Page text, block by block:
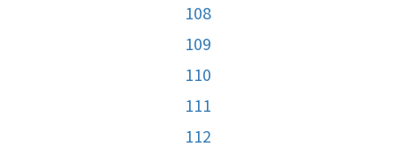
108
109
110
111
112